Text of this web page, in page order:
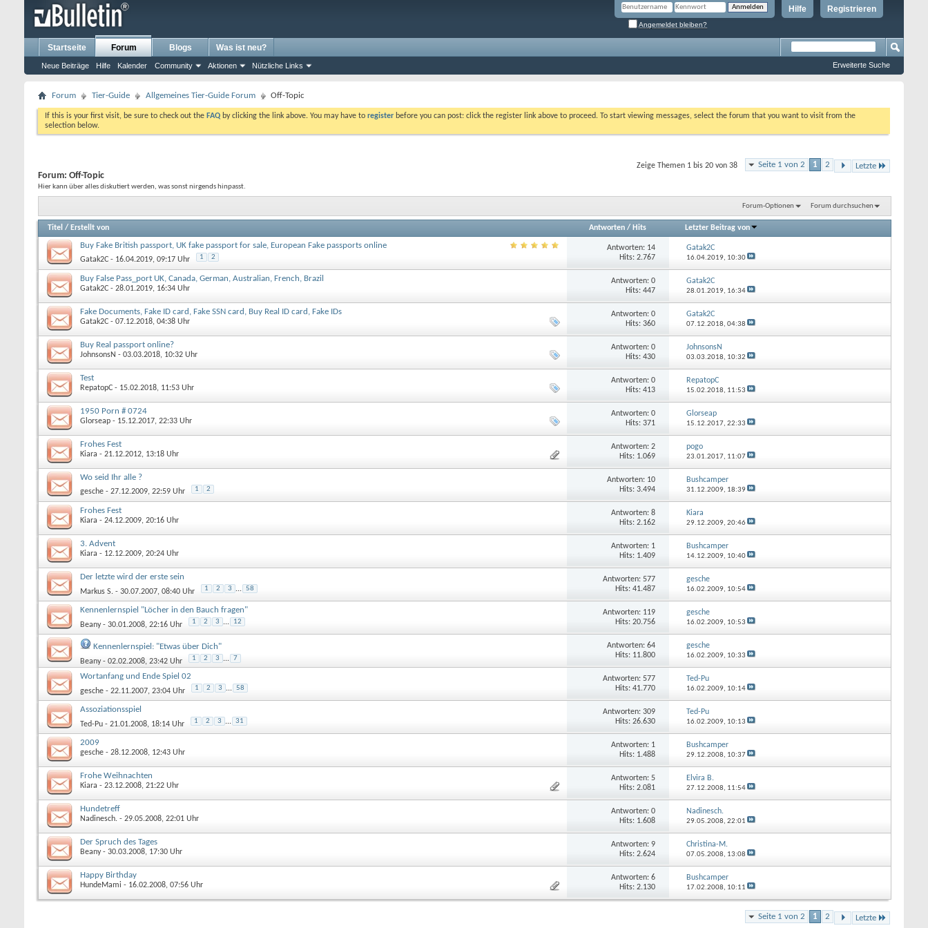
Registrieren
Hilfe
Angemeldet bleiben?
Startseite Forum
Neue Beiträge Hilfe Kalender Community Aktionen Nützliche Links
Blogs Was ist neu?
Erweiterte Suche
Forum Tier-Guide Allgemeines Tier-Guide Forum Off-Topic
If this is your first visit, be sure to check out the FAQ by clicking the link above. You may have to register before you can post: click the register link above to proceed. To start viewing messages, select the forum that you want to visit from the
selection below.
Seite 1 von 2 1 2 Letzte
Zeige Themen 1 bis 20 von 38
Forum: Off-Topic
Hier kann über alles diskutiert werden, was sonst nirgends hinpasst.
Forum-Optionen Forum durchsuchen
Titel / Erstellt von Antworten/ Hits Letzter Beitrag von
Buy Fake British passport, UK fake passport for sale, European Fake passports online
Gatak2C - 16.04.2019, 09:17 Uhr 1 2
Antworten: 14
Hits: 2.767
Gatak2C
16.04.2019, 10:30
Buy False Pass_port UK, Canada, German, Australian, French, Brazil
Gatak2C - 28.01.2019, 16:34 Uhr
Antworten: 0
Hits: 447
Gatak2C
28.01.2019, 16:34
Fake Documents, Fake ID card, Fake SSN card, Buy Real ID card, Fake IDs
Gatak2C - 07.12.2018, 04:38 Uhr
Antworten: 0
Hits: 360
Gatak2C
07.12.2018, 04:38
Buy Real passport online?
JohnsonsN - 03.03.2018, 10:32 Uhr
Antworten: 0
Hits: 430
JohnsonsN
03.03.2018, 10:32
Test
RepatopC - 15.02.2018, 11:53 Uhr
Antworten: 0
Hits: 413
RepatopC
15.02.2018, 11:53
1950 Porn # 0724
Glorseap - 15.12.2017, 22:33 Uhr
Antworten: 0
Hits: 371
Glorseap
15.12.2017, 22:33
Frohes Fest
Kiara - 21.12.2012, 13:18 Uhr
Antworten: 2
Hits: 1.069
pogo
23.01.2017, 11:07
Wo seid Ihr alle ?
gesche - 27.12.2009, 22:59 Uhr 1 2
Antworten: 10
Hits: 3.494
Bushcamper
31.12.2009, 18:39
Frohes Fest
Kiara - 24.12.2009, 20:16 Uhr
Antworten: 8
Hits: 2.162
Kiara
29.12.2009, 20:46
3. Advent
Kiara - 12.12.2009, 20:24 Uhr
Antworten: 1
Hits: 1.409
Bushcamper
14.12.2009, 10:40
Der letzte wird der erste sein
Markus S. - 30.07.2007, 08:40 Uhr 1 2 3 ... 58
Antworten: 577
Hits: 41.487
gesche
16.02.2009, 10:54
Kennenlernspiel "Löcher in den Bauch fragen"
Beany- 30.01.2008, 22:16 Uhr 1 2 3 ... 12
Antworten: 119
Hits: 20.756
gesche
16.02.2009, 10:53
Kennenlernspiel: "Etwas über Dich"
Beany- 02.02.2008, 23:42 Uhr 1 2 3 ... 7
Antworten: 64
Hits: 11.800
gesche
16.02.2009, 10:33
Wortanfang und Ende Spiel 02
gesche - 22.11.2007, 23:04 Uhr 1 2 3 ... 58
Antworten: 577
Hits: 41.770
Ted-Pu
16.02.2009, 10:14
Assoziationsspiel
Ted-Pu - 21.01.2008, 18:14 Uhr 1 2 3 ... 31
Antworten: 309
Hits: 26.630
Ted-Pu
16.02.2009, 10:13
2009
gesche - 28.12.2008, 12:43 Uhr
Antworten: 1
Hits: 1.488
Bushcamper
29.12.2008, 10:37
Frohe Weihnachten
Kiara - 23.12.2008, 21:22 Uhr
Antworten: 5
Hits: 2.081
Elvira B.
27.12.2008, 11:54
Hundetreff
Nadinesch. - 29.05.2008, 22:01 Uhr
Antworten: 0
Hits: 1.608
Nadinesch.
29.05.2008, 22:01
Der Spruch des Tages
Beany- 30.03.2008, 17:30 Uhr
Antworten: 9
Hits: 2.624
Christina-M.
07.05.2008, 13:08
Happy Birthday
HundeMami - 16.02.2008, 07:56 Uhr
Antworten: 6
Hits: 2.130
Bushcamper
17.02.2008, 10:11
Seite 1 von 2 1 2 Letzte